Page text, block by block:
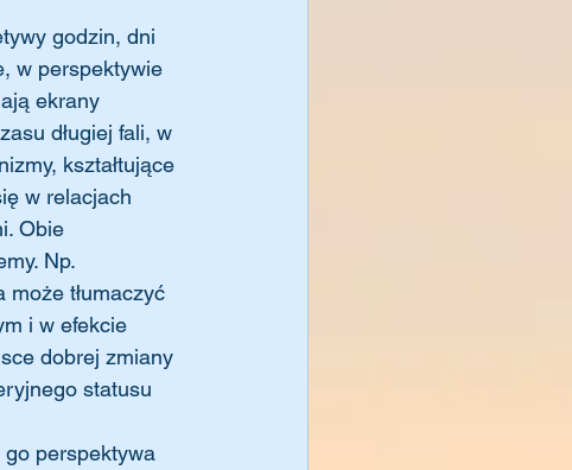
godzin, dni
w perspektywie
ekrany
długiej fali, w
kształtujące
w relacjach
Obie
Np.
tłumaczyć
i w efekcie
dobrej zmiany
statusu
go perspektywa